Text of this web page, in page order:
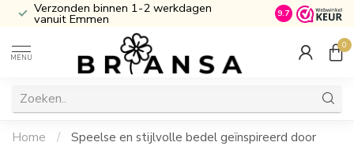
Verzonden binnen 1-2 werkdagen
vanuit Emmen Inclusief
9.7
MENU
0
Home /
Speelse en stijlvolle bedel geïnspireerd door